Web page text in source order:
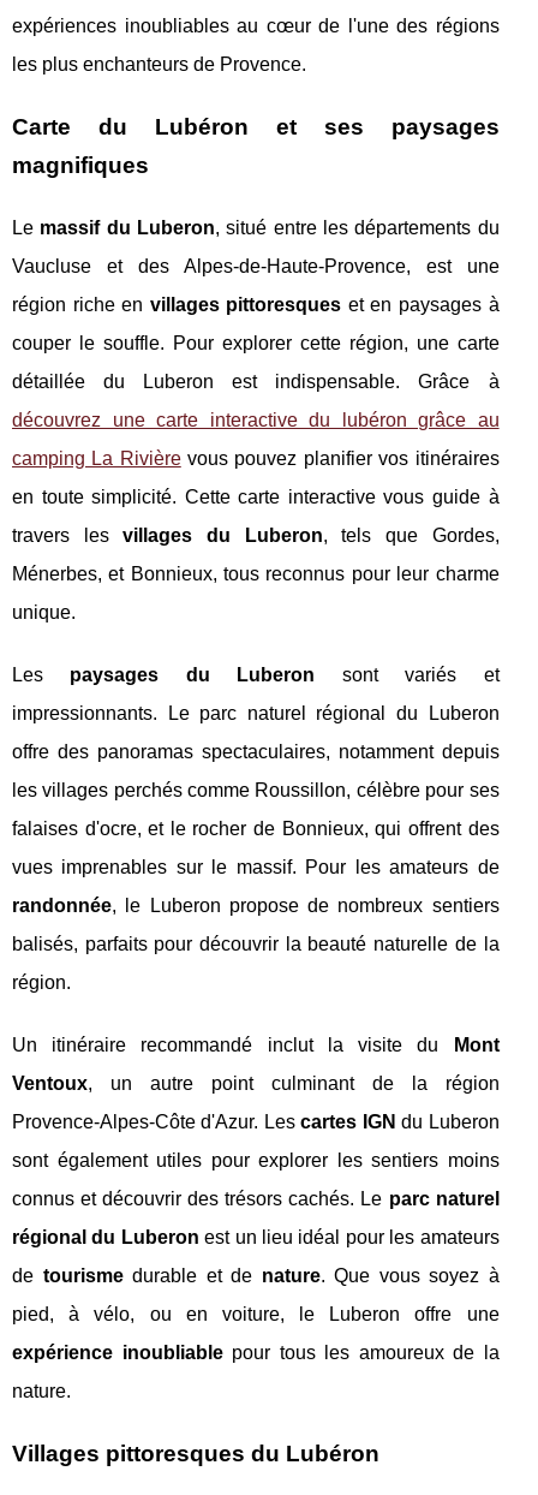
expériences inoubliables au cœur de l'une des régions
les plus enchanteurs de Provence.
Carte du Lubéron et ses paysages
magnifiques
Le massif du Luberon, situé entre les départements du
Vaucluse et des Alpes-de-Haute-Provence, est une
région riche en villages pittoresques et en paysages à
couper le souffle. Pour explorer cette région, une carte
détaillée du Luberon est indispensable. Grâce à
découvrez une carte interactive du lubéron grâce au
camping La Rivièrevous pouvez planifier vos itinéraires
en toute simplicité. Cette carte interactive vous guide à
travers lesvillages du Luberon, tels que Gordes,
Ménerbes, et Bonnieux, tous reconnus pour leur charme
unique.
Les paysages du Luberon sont variés et
impressionnants. Le parc naturel régional du Luberon
offre des panoramas spectaculaires, notamment depuis
les villages perchés comme Roussillon, célèbre pour ses
falaises d'ocre, et le rocher de Bonnieux, qui offrent des
vues imprenables sur le massif. Pour les amateurs de
randonnée, le Luberon propose de nombreux sentiers
balisés, parfaits pour découvrir la beauté naturelle de la
région.
Un itinéraire recommandé inclut la visite du
Mont
Ventoux, un autre point culminant de la région
Provence-Alpes-Côte d'Azur. Lescartes IGN du Luberon
sont également utiles pour explorer les sentiers moins
connus et découvrir des trésors cachés. Le parc naturel
régional du Luberon est un lieu idéal pour les amateurs
de tourismedurable et de nature. Que vous soyez à
pied, à vélo, ou en voiture, le Luberon offre une
expérience inoubliablepour tous les amoureux de la
nature.
Villages pittoresques du Lubéron